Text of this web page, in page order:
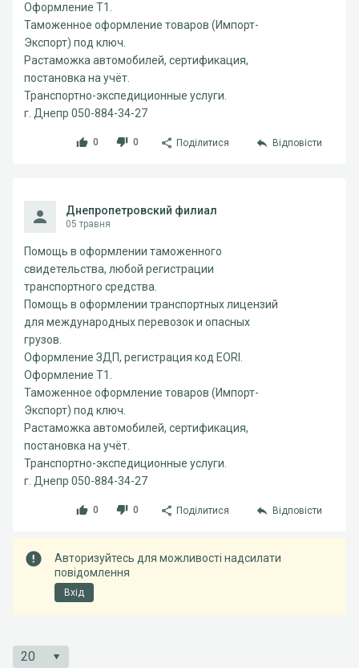
Оформление Т1.
Таможенное оформление товаров (Импорт-
Экспорт) под ключ.
Растаможка автомобилей, сертификация,
постановка на учёт.
Транспортно-экспедиционные услуги.
г. Днепр 050-884-34-27
0 0 Поділитися Відповісти
Днепропетровский филиал
05 травня
Помощь в оформлении таможенного
свидетельства, любой регистрации
транспортного средства.
Помощь в оформлении транспортных лицензий
для международных перевозок и опасных
грузов.
Оформление ЗДП, регистрация код EORI.
Оформление Т1.
Таможенное оформление товаров (Импорт-
Экспорт) под ключ.
Растаможка автомобилей, сертификация,
постановка на учёт.
Транспортно-экспедиционные услуги.
г. Днепр 050-884-34-27
0 0 Поділитися Відповісти
Авторизуйтесь для можливості надсилати
повідомлення
Вхід